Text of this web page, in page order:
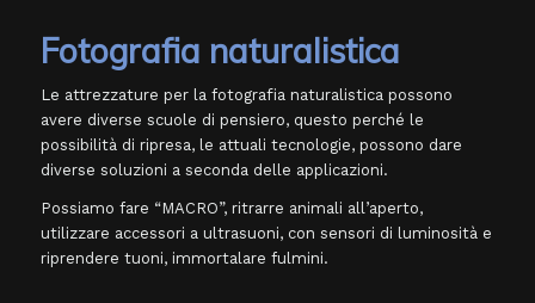
Fotografia naturalistica
Le attrezzature per la fotografia naturalistica possono
avere diverse scuole di pensiero, questo perché le
possibilità di ripresa, le attuali tecnologie, possono dare
diverse soluzioni a seconda delle applicazioni.
Possiamo fare “MACRO”, ritrarre animali all’aperto,
utilizzare accessori a ultrasuoni, con sensori di luminosità e
riprendere tuoni, immortalare fulmini.